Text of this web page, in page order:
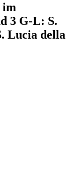
im
3 G-L: S.
Lucia della